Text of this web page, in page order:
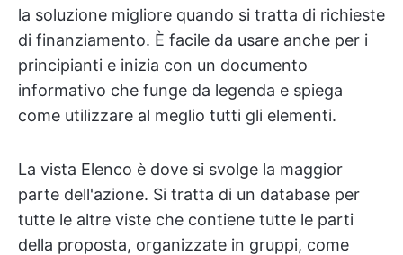
la soluzione migliore quando si tratta di richieste
di finanziamento. È facile da usare anche per i
principianti e inizia con un documento
informativo che funge da legenda e spiega
come utilizzare al meglio tutti gli elementi.
La vista Elenco è dove si svolge la maggior
parte dell'azione. Si tratta di un database per
tutte le altre viste che contiene tutte le parti
della proposta, organizzate in gruppi, come